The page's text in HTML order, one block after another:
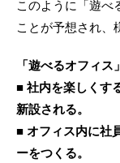
このように「遊べ
ことが予想され、
「遊べるオフィ
■ 社内を楽しくす
新設される。
■ オフィス内に社
ーをつくる。